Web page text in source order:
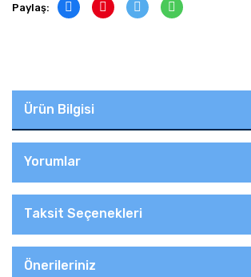
Paylaş:
Ürün Bilgisi
Yorumlar
Taksit Seçenekleri
Önerileriniz